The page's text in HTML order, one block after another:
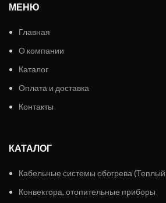
МЕНЮ
Главная
О компании
Каталог
Оплата и доставка
Контакты
КАТАЛОГ
Кабельные системы обогрева
Конвектора, отопительные приборы